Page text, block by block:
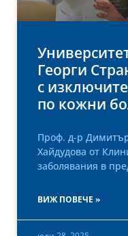
Георги
с
по кожни
Проф. д-р
Хайдудова от
заболявания в
ВИЖ ПОВЕЧЕ »